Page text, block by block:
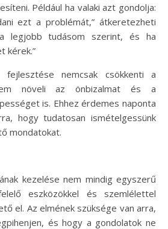
Például ha valaki azt gondolja:
ezt a problémát,” átkeretezheti
legjobb tudásom szerint, és ha
kérek.”
nemcsak csökkenti a
növeli az önbizalmat és a
is. Ehhez érdemes naponta
hogy tudatosan ismételgessünk
mondatokat.
kezelése nem mindig egyszerű
eszközökkel és szemlélettel
el. Az elmének szüksége van arra,
és hogy a gondolatok ne